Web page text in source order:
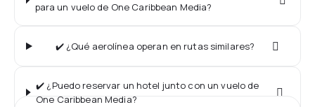
para un vuelo de One Caribbean Media?
✔️ ¿Qué aerolínea operan en rutas similares?
✔️ ¿Puedo reservar un hotel junto con un vuelo de
One Caribbean Media?